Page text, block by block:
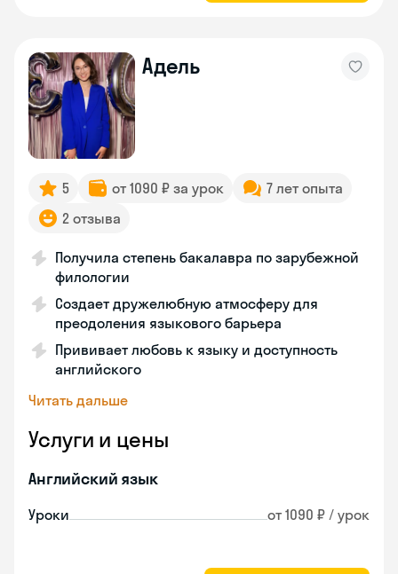
Адель
5 от 1090 ₽ за урок
7 лет опыта
2 отзыва
Получила степень бакалавра по зарубежной
филологии
Создает дружелюбную атмосферу для
преодоления языкового барьера
Прививает любовь к языку и доступность
английского
Читать дальше
Услуги и цены
Английский язык
Уроки от 1090 ₽ / урок